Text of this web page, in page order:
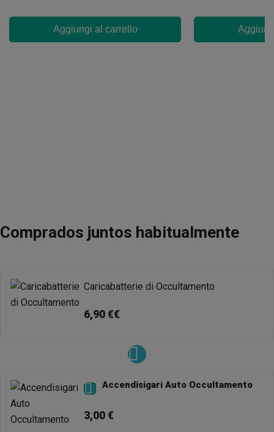
Aggiungi al carrello
Comprados juntos habitualmente
Caricabatterie di Occultamento
6,90 €€
 Accendisigari Auto Occultamento
3,00 €